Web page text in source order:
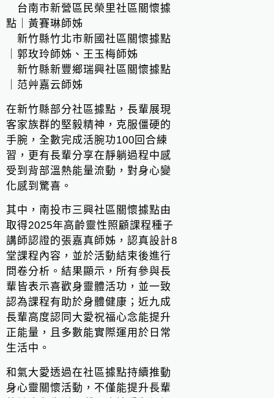
台南市新營區民榮里社區關懷據
點｜黃賽琳師姊
新竹縣竹北市新國社區關懷據點
｜郭玫玲師姊、王玉梅師姊
新竹縣新豐鄉瑞興社區關懷據點
｜范艸嘉云師姊
在新竹縣部分社區據點，長輩展現
客家族群的堅毅精神，克服僵硬的
手腕，全數完成活腕功100回合練
習，更有長輩分享在靜躺過程中感
受到背部溫熱能量流動，對身心變
化感到驚喜。
其中，南投市三興社區關懷據點由
取得2025年高齡靈性照顧課程種子
講師認證的張嘉真師姊，認真設計8
堂課程內容，並於活動結束後進行
問卷分析。結果顯示，所有參與長
輩皆表示喜歡身靈體活功，並一致
認為課程有助於身體健康；近九成
長輩高度認同大愛祝福心念能提升
正能量，且多數能實際運用於日常
生活中。
和氣大愛透過在社區據點持續推動
身心靈關懷活動，不僅能提升長輩